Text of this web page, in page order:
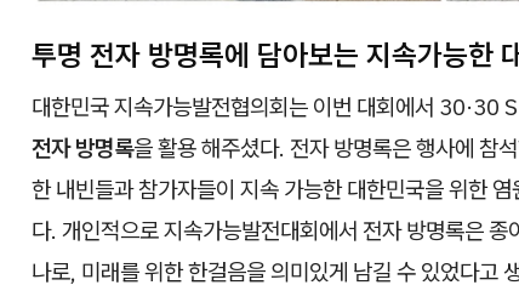
투명 전자 방명록에 담아보는 지속가능한
대한민국 지속가능발전협의회는 이번 대회에서 30·30
전자 방명록을 활용 해주셨다. 전자 방명록은 행사에 참
한 내빈들과 참가자들이 지속 가능한 대한민국을 위한
다. 개인적으로 지속가능발전대회에서 전자 방명록은
나로, 미래를 위한 한걸음을 의미있게 남길 수 있었다고